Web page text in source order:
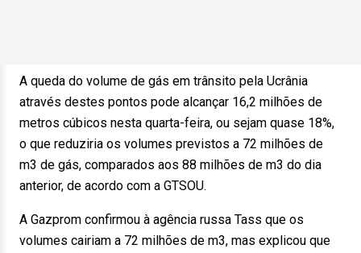
A queda do volume de gás em trânsito pela Ucrânia
através destes pontos pode alcançar 16,2 milhões de
metros cúbicos nesta quarta-feira, ou sejam quase 18%,
o que reduziria os volumes previstos a 72 milhões de
m3 de gás, comparados aos 88 milhões de m3 do dia
anterior, de acordo com a GTSOU.
A Gazprom confirmou à agência russa Tass que os
volumes cairiam a 72 milhões de m3, mas explicou que